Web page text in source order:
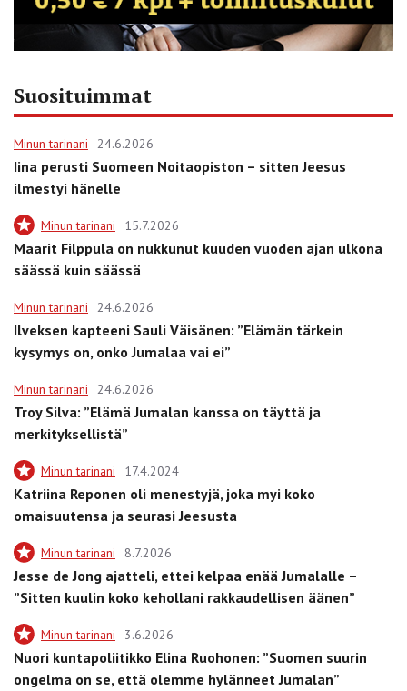
Suosituimmat
Minun tarinani 24.6.2026
Iina perusti Suomeen Noitaopiston – sitten Jeesus
ilmestyi hänelle
Minun tarinani 15.7.2026
Maarit Filppula on nukkunut kuuden vuoden ajan ulkona
säässä kuin säässä
Minun tarinani 24.6.2026
Ilveksen kapteeni Sauli Väisänen: ”Elämän tärkein
kysymys on, onko Jumalaa vai ei”
Minun tarinani 24.6.2026
Troy Silva: ”Elämä Jumalan kanssa on täyttä ja
merkityksellistä”
Minun tarinani 17.4.2024
Katriina Reponen oli menestyjä, joka myi koko
omaisuutensa ja seurasi Jeesusta
Minun tarinani 8.7.2026
Jesse de Jong ajatteli, ettei kelpaa enää Jumalalle –
”Sitten kuulin koko kehollani rakkaudellisen äänen”
Minun tarinani 3.6.2026
Nuori kuntapoliitikko Elina Ruohonen: ”Suomen suurin
ongelma on se, että olemme hylänneet Jumalan”